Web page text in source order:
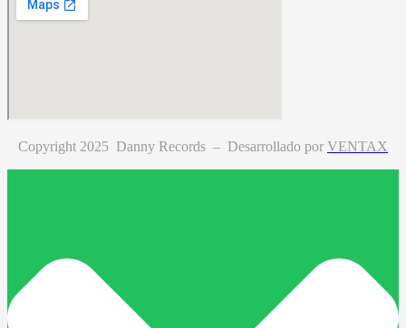
Copyright 2025 Danny Records – Desarrollado por VENTAX